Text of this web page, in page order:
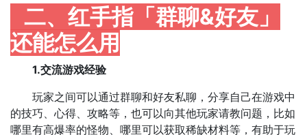
二、红手指「群聊&好友」
还能怎么用
1.交流游戏经验
玩家之间可以通过群聊和好友私聊，分享自己在游戏中
的技巧、心得、攻略等，也可以向其他玩家请教问题，比如
哪里有高爆率的怪物、哪里可以获取稀缺材料等，有助于玩